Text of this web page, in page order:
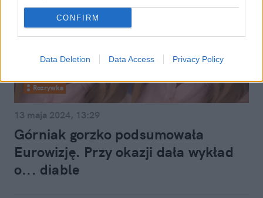
CONFIRM
Data Deletion Data Access Privacy Policy
Rozrywka
13 maja 2024, 13:29
Górniak gorzko podsumowała
Eurowizję. Przy okazji dała wykład
o... diable